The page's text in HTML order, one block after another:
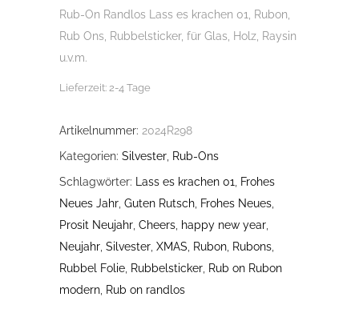
Rub-On Randlos Lass es krachen 01, Rubon,
Rub Ons, Rubbelsticker, für Glas, Holz, Raysin
u.v.m.
Lieferzeit: 2-4 Tage
Artikelnummer: 2024R298
Kategorien: Silvester Rub-Ons
Schlagwörter:
Lass es krachen 01
Frohes
Neues Jahr Guten Rutsch Frohes Neues
Prosit Neujahr Cheers happy new year
Neujahr Silvester XMAS Rubon Rubons
Rubbel Folie Rubbelsticker Rub on Rubon
modern Rub on randlos